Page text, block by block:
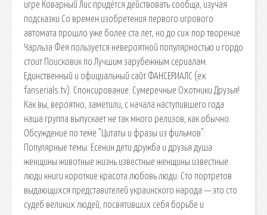
игре Коварный Лис придётся действовать сообща, изучая
подсказки Со времен изобретения первого игрового
автомата прошло уже более ста лет, но до сих пор творение
Чарльза Фея пользуется невероятной популярностью и гордо
стоит Поисковик по Лучшим зарубежным сериалам.
Единственный и официальный сайт ФАНСЕРИАЛС (ex
fanserials.tv). Спонсирование: Сумеречные Охотники Друзья!
Как вы, вероятно, заметили, с начала наступившего года
наша группа выпускает не так много релизов, как обычно.
Обсуждение по теме "Цитаты и фразы из фильмов":
Популярные темы. Есенин дети дружба и друзья душа
женщины животные жизнь известные женщины известные
люди книги короткие красота любовь люди. Сто портретов
выдающихся представителей украинского народа — это сто
судеб великих людей, посвятивших себя борьбе и